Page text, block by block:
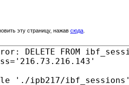
эту страницу, нажав сюда